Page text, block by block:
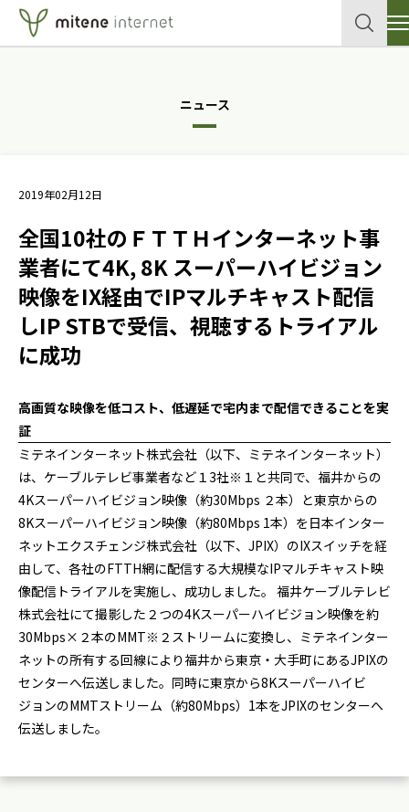
クラウド
ネットワーク
メールサービス
ホスティングサービス
企業情報
テックブログ
個人向けサイトはこちら
ニュース
2019年02月12日
全国10社のＦＴＴＨインターネット事
業者にて4K, 8K スーパーハイビジョン
映像をIX経由でIPマルチキャスト配信
しIP STBで受信、視聴するトライアル
に成功
高画質な映像を低コスト、低遅延で宅内まで配信できることを実
証
ミテネインターネット株式会社（以下、ミテネインターネット）
は、ケーブルテレビ事業者など１3社※１と共同で、福井からの
4Kスーパーハイビジョン映像（約30Mbps ２本）と東京からの
8Kスーパーハイビジョン映像（約80Mbps 1本）を日本インター
ネットエクスチェンジ株式会社（以下、JPIX）のIXスイッチを経
由して、各社のFTTH網に配信する大規模なIPマルチキャスト映
像配信トライアルを実施し、成功しました。 福井ケーブルテレビ
株式会社にて撮影した２つの4Kスーパーハイビジョン映像を約
30Mbps×２本のMMT※２ストリームに変換し、ミテネインター
ネットの所有する回線により福井から東京・大手町にあるJPIXの
センターへ伝送しました。同時に東京から8Kスーパーハイビ
ジョンのMMTストリーム（約80Mbps）1本をJPIXのセンターへ
伝送しました。